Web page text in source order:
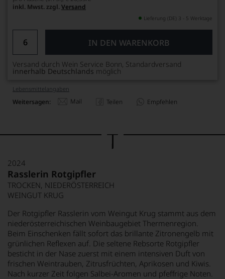
inkl. Mwst. zzgl. Versand
Lieferung (DE) 3 - 5 Werktage
IN DEN WARENKORB
Versand durch Wein Service Bonn, Standardversand
innerhalb Deutschlands möglich
Lebensmittel­angaben
Weitersagen: Mail Teilen Empfehlen
2024
Rasslerin Rotgipfler
TROCKEN, NIEDERÖSTERREICH
WEINGUT KRUG
Der Rotgipfler Rasslerin vom Weingut Krug stammt aus dem
niederösterreichischen Weinbaugebiet Thermenregion.
Beim Einschenken fällt sofort das brillante Zitronengelb mit
grünlichen Reflexen auf. Die seltene Rebsorte Rotgipfler
besticht in der Nase zuerst mit einem intensiven Duft von
frischen Weintrauben, Zitrusfrüchten, Aprikosen und Kiwis.
Nach kurzer Zeit folgen Salbei-Aromen und pfeffrige Noten.